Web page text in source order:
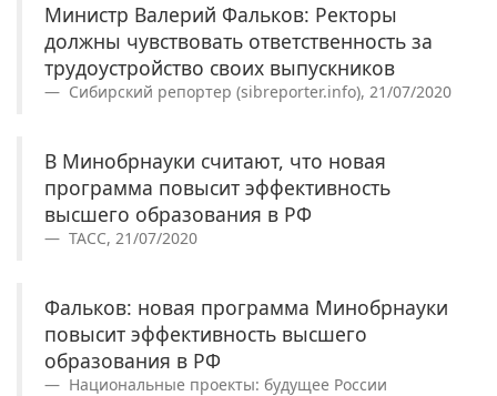
Министр Валерий Фальков: Ректоры
должны чувствовать ответственность за
трудоустройство своих выпускников
Сибирский репортер (sibreporter.info), 21/07/2020
В Минобрнауки считают, что новая
программа повысит эффективность
высшего образования в РФ
ТАСС, 21/07/2020
Фальков: новая программа Минобрнауки
повысит эффективность высшего
образования в РФ
Национальные проекты: будущее России